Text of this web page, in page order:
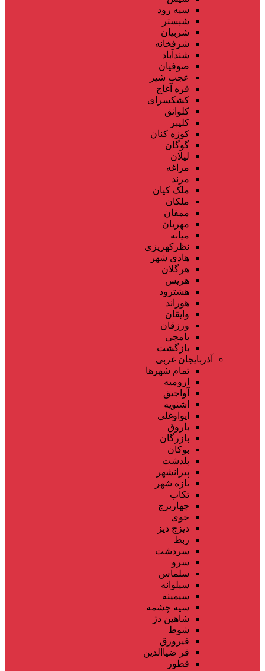
سیه رود
شبستر
شربیان
شرفخانه
شندآباد
صوفیان
عجب شیر
قره آغاج
کشکسرای
کلوانق
کلیبر
کوزه کنان
گوگان
لیلان
مراغه
مرند
ملک کیان
ملکان
ممقان
مهربان
میانه
نظرکهریزی
هادی شهر
هرگلان
هریس
هشترود
هوراند
وایقان
ورزقان
یامچی
بازگشت
آذربایجان غربی
تمام شهر‌ها
ارومیه
آواجیق
اشنویه
ایواوغلی
باروق
بازرگان
بوکان
پلدشت
پیرانشهر
تازه شهر
تکاب
چهاربرج
خوی
دیزج دیز
ربط
سردشت
سرو
سلماس
سیلوانه
سیمینه
سیه چشمه
شاهین دژ
شوط
فیرورق
قر ضیاالدین
قطور